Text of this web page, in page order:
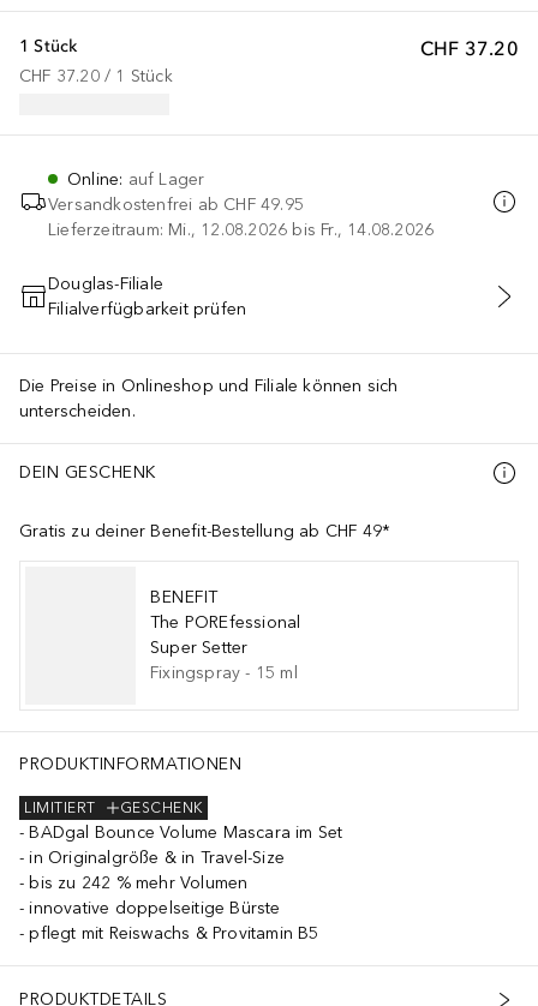
CHF 37.20
1 Stück
CHF 37.20 / 1 Stück
Online: auf Lager
Versandkostenfrei ab CHF 49.95
Lieferzeitraum: Mi., 12.08.2026 bis Fr., 14.08.2026
IN DEN WARENKORB
Douglas-Filiale
Filialverfügbarkeit prüfen
Die Preise in Onlineshop und Filiale können sich
unterscheiden.
DEIN GESCHENK
Gratis zu deiner Benefit-Bestellung ab CHF 49*
BENEFIT
The POREfessional
Super Setter
Fixingspray - 15 ml
PRODUKTINFORMATIONEN
GESCHENK
LIMITIERT
BADgal Bounce Volume Mascara im Set
in Originalgröße & in Travel-Size
bis zu 242 % mehr Volumen
innovative doppelseitige Bürste
pflegt mit Reiswachs & Provitamin B5
PRODUKTDETAILS